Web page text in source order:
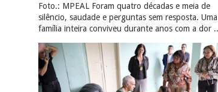
Foto.: MPEAL Foram quatro décadas e meia de
silêncio, saudade e perguntas sem resposta. Uma
família inteira conviveu durante anos com a dor